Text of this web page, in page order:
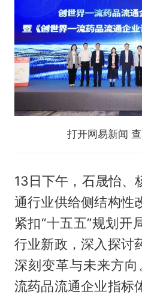
打开网易新闻
13日下午，石晟怡、
通行业供给侧结构性
紧扣“十五五”规划开
行业新政，深入探讨
深刻变革与未来方
流药品流通企业指标